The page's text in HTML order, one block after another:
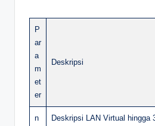
P
ar
a
m
et
er
Deskripsi
n
Deskripsi LAN Virtual hingga